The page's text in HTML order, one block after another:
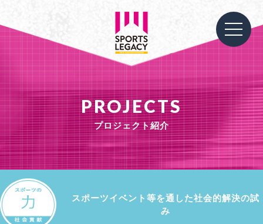
PROJECTS
プロジェクト紹介
スポーツイベント等を通した社会的解決の試
み